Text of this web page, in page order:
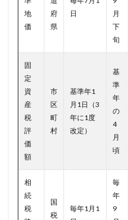
地
価
府
県
日
月
下
旬
固
定
資
産
税
評
価
額
市
区
町
村
基準年1
月1日（3
年に1度
改定）
基
準
年
の
4
月
頃
相
続
税
国
税
毎年1月1
毎
年
9